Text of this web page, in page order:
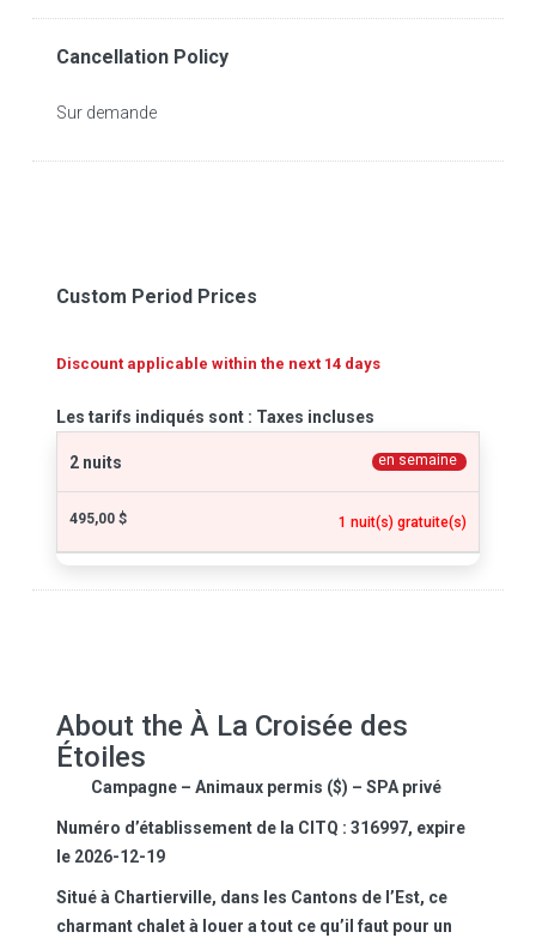
Cancellation Policy
Sur demande
Custom Period Prices
Discount applicable within the next 14 days
Les tarifs indiqués sont : Taxes incluses
2 nuits en semaine
495,00 $ 1 nuit(s) gratuite(s)
About the À La Croisée des
Étoiles
Campagne – Animaux permis ($) – SPA privé
Numéro d’établissement de la CITQ : 316997, expire
le 2026-12-19
Situé à Chartierville, dans les Cantons de l’Est, ce
charmant chalet à louer a tout ce qu’il faut pour un